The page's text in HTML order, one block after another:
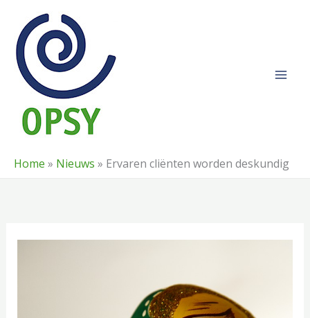
naar
inhoud
Home » Nieuws » Ervaren cliënten worden deskundig